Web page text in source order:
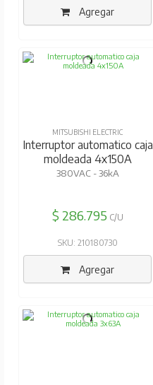
Agregar
MITSUBISHI ELECTRIC
Interruptor automatico caja
moldeada 4x150A
380VAC - 36kA
$ 286.795 C/U
SKU: 210180730
Agregar